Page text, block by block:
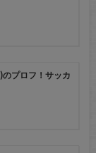
プロフ！サッカ